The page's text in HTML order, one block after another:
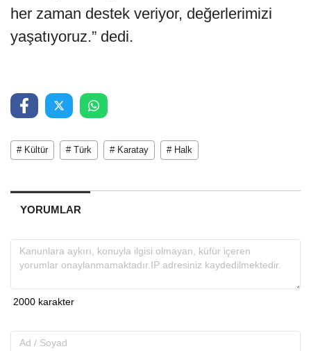
her zaman destek veriyor, değerlerimizi
yaşatıyoruz.” dedi.
# Kültür # Türk # Karatay # Halk
YORUMLAR